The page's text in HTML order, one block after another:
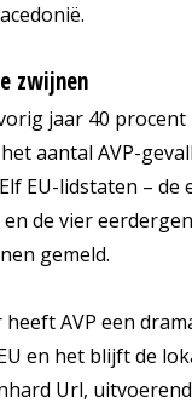
zwijnen
jaar 40
aantal AVP-
EU-lidstaten –
de vier
gemeld.
AVP een
en het blijft de
Url,